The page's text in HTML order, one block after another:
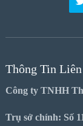
Thông Tin
Công ty TNHH
Trụ sở chính: Số